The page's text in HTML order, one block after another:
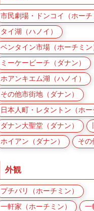
市民劇場・ドンコイ（ホーチ
タイ湖（ハノイ）
ベンタイン市場（ホーチミン
ミーケービーチ（ダナン）
ホアンキエム湖（ハノイ）
その他市街地（ダナン）
日本人町・レタントン（ホー
ダナン大聖堂（ダナン）
ホイアン（ダナン） その
外観
プチパリ（ホーチミン）
一軒家（ホーチミン） 一